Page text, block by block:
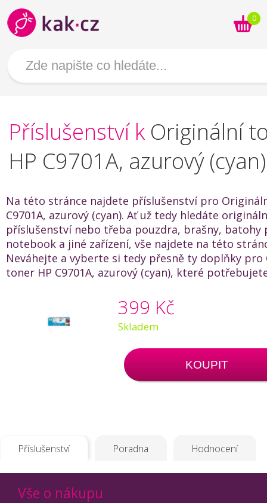
0
Příslušenství k Originální
HP C9701A, azurový (cyan)
Na této stránce najdete příslušenství pro
C9701A, azurový (cyan). Ať už tedy hledáte
příslušenství nebo třeba pouzdra, brašny, batohy
notebook a jiné zařízení, vše najdete na této
Neváhejte a vyberte si tedy přesně ty doplňky
toner HP C9701A, azurový (cyan), které
399 Kč
Skladem
KOUPIT
Příslušenství Poradna Hodnocení
Vše o nákupu